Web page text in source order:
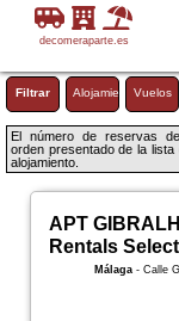
decomeraparte.es
Filtrar AlojamientoVuelos
El número de reservas
orden presentado de la lista
alojamiento.
APT
Rentals
Málaga -Calle